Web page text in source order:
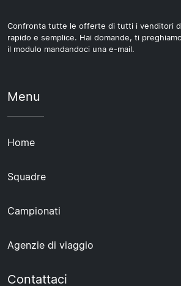
Confronta tutte le offerte di tutti i venditori
rapido e semplice. Hai domande, ti
il modulo mandandoci una e-mail.
Menu
Home
Squadre
Campionati
Agenzie di viaggio
Contattaci